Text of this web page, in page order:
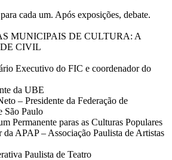
cada um. Após exposições, debate.
MUNICIPAIS DE CULTURA: A
CIVIL
Executivo do FIC e coordenador do
da UBE
– Presidente da Federação de
São Paulo
Permanente paras as Culturas Populares
APAP – Associação Paulista de Artistas
Paulista de Teatro